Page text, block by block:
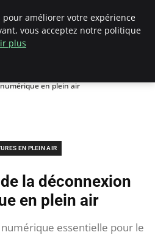
en plein air
EN PLEIN AIR
la déconnexion
en plein air
numérique essentielle pour le
pour améliorer votre expérience
vous acceptez notre politique
plus